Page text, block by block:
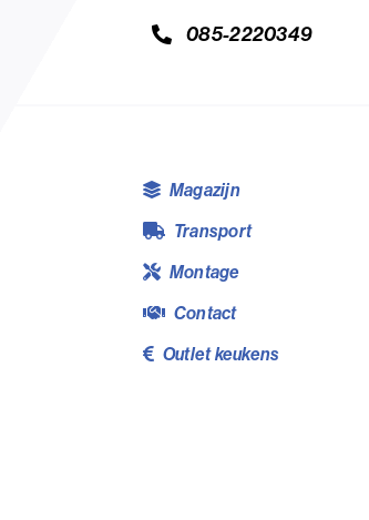
085-2220349
Magazijn
Transport
Montage
Contact
Outlet keukens